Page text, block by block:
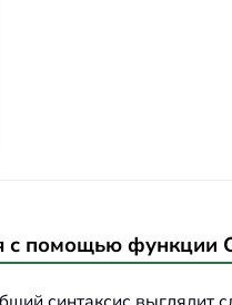
с помощью